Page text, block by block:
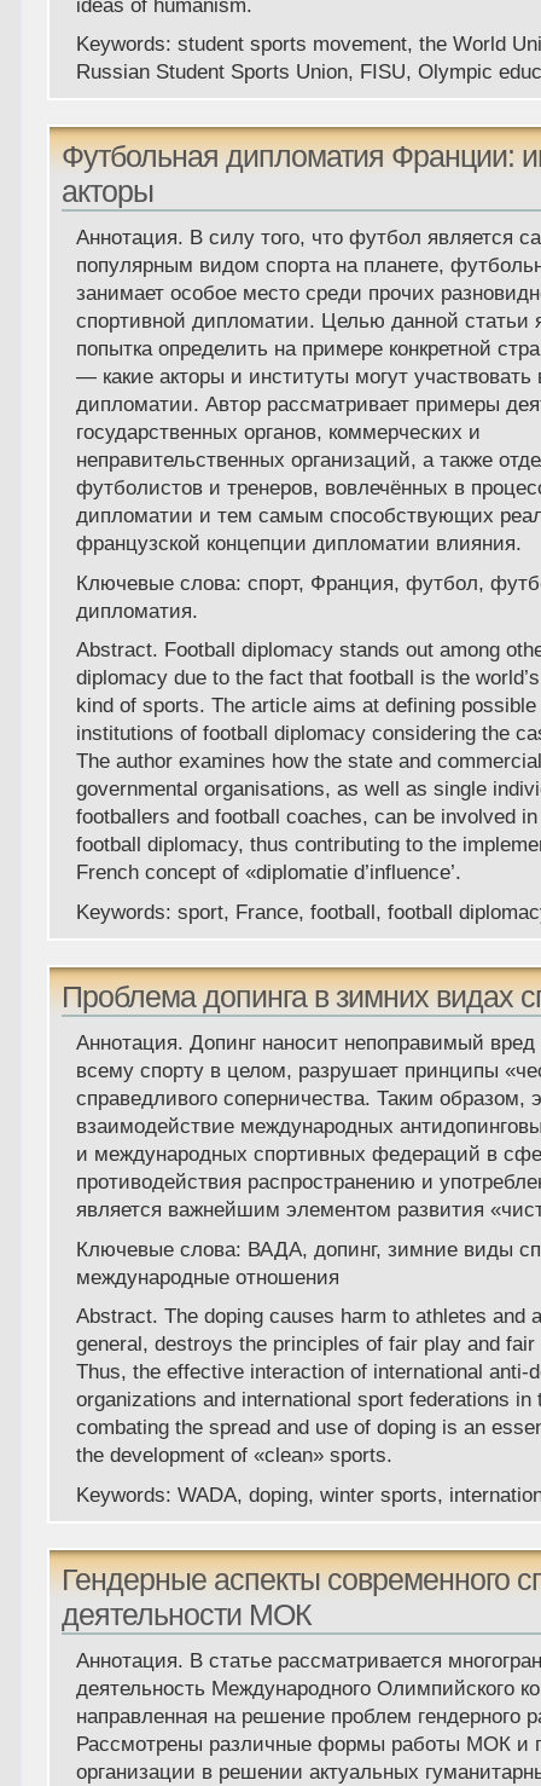
ideas of humanism.
Keywords:student sports movement, the World
Russian Student Sports Union, FISU, Olympic
Футбольная дипломатия Франции:
акторы
Аннотация. В силу того, что футбол является
популярным видом спорта на планете,
занимает особое место среди прочих
спортивной дипломатии. Целью данной статьи
попытка определить на примере конкретной
— какие акторы и институты могут
дипломатии. Автор рассматривает примеры
государственных органов, коммерческих и
неправительственных организаций, а также
футболистов и тренеров, вовлечённых в
дипломатии и тем самым способствующих
французской концепции дипломатии влияния.
Ключевые слова: спорт, Франция, футбол,
дипломатия.
Abstract. Football diplomacy stands out among
diplomacy due to the fact that football is the
kind of sports. The article aims at defining
institutions of football diplomacy considering the
The author examines how the state and
governmental organisations, as well as single
footballers and football coaches, can be involved
football diplomacy, thus contributing to the
French concept of «diplomatie d’influence’.
Keywords: sport, France, football, football
Проблема допинга в зимних видах
Аннотация. Допинг наносит непоправимый
всему спорту в целом, разрушает принципы
справедливого соперничества. Таким образом,
взаимодействие международных
и международных спортивных федераций в
противодействия распространению и
является важнейшим элементом развития
Ключевые слова: ВАДА, допинг, зимние виды
международные отношения
Abstract. The doping causes harm to athletes and
general, destroys the principles of fair play and
Thus, the effective interaction of international anti-
organizations and international sport federations in
combating the spread and use of doping is an
the development of «clean» sports.
Keywords: WADA, doping, winter sports,
Гендерные аспекты современного
деятельности МОК
Аннотация. В статье рассматривается
деятельность Международного Олимпийского
направленная на решение проблем гендерного
Рассмотрены различные формы работы МОК и
организации в решении актуальных